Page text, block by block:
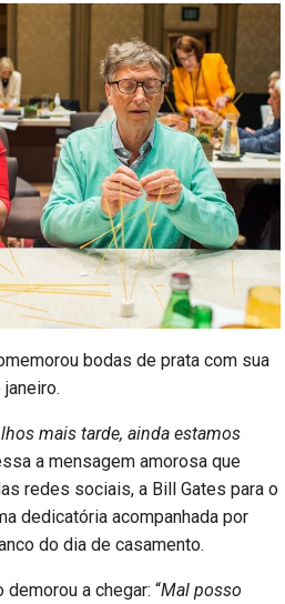
bodas de prata com sua
mais tarde, ainda estamos
a mensagem amorosa que
redes sociais, a Bill Gates para o
dedicatória acompanhada por
do dia de casamento.
a chegar: “Mal posso